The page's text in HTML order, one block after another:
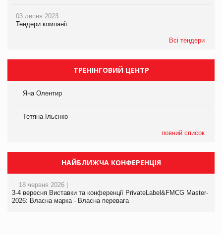
03 липня 2023
Тендери компанії
Всі тендери
ТРЕНІНГОВИЙ ЦЕНТР
Яна Олентир
Тетяна Ільєнко
повний список
НАЙБЛИЖЧА КОНФЕРЕНЦІЯ
18 червня 2026 |
3-4 вересня Виставки та конференції PrivateLabel&FMCG Master-
2026: Власна марка - Власна перевага